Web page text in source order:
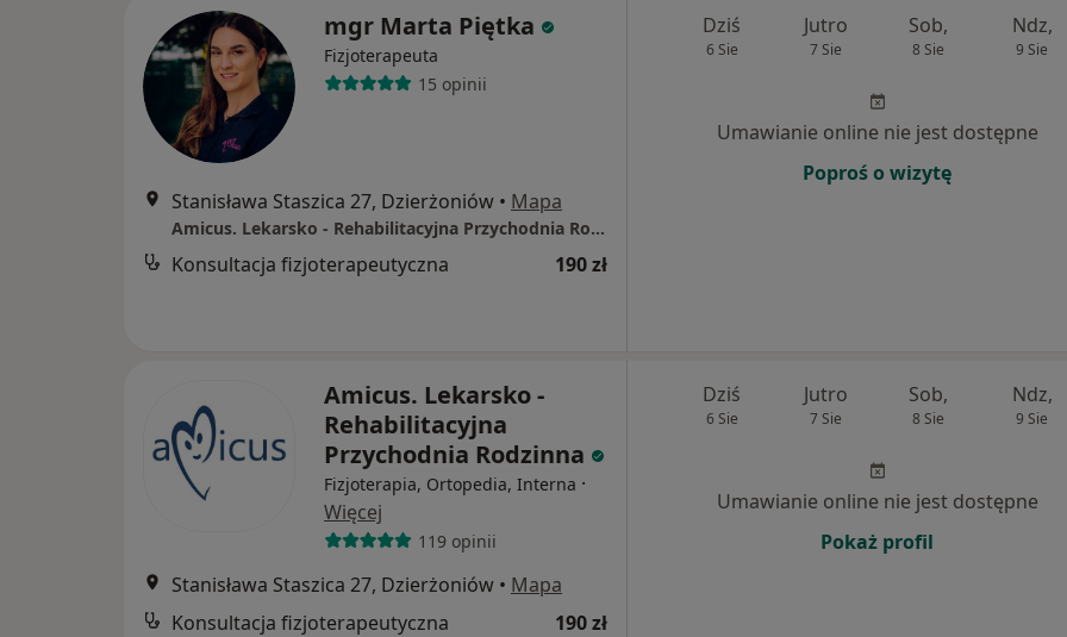
mgr Marta Piętka
Fizjoterapeuta
15 opinii
Stanisława Staszica 27, Dzierżoniów • Mapa
Amicus. Lekarsko - Rehabilitacyjna Przychodnia Rodzinna
Konsultacja fizjoterapeutyczna 190 zł
Dziś
6 Sie
Jutro
7 Sie
Sob,
8 Sie
Ndz,
9 Sie
Umawianie online nie jest dostępne
Poproś o wizytę
Amicus. Lekarsko -
Rehabilitacyjna
Przychodnia Rodzinna
Fizjoterapia, Ortopedia, Interna ·
Więcej
119 opinii
Stanisława Staszica 27, Dzierżoniów • Mapa
Konsultacja fizjoterapeutyczna
190 zł
Dziś
6 Sie
Jutro
7 Sie
Sob,
8 Sie
Ndz,
9 Sie
Umawianie online nie jest dostępne
Pokaż profil